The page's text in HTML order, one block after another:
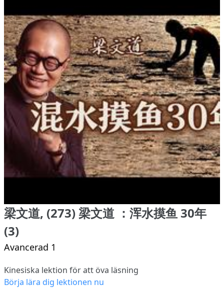
梁文道, (273) 梁文道 ：浑水摸鱼 30年
(3)
Avancerad 1
Kinesiska lektion för att öva läsning
Börja lära dig lektionen nu